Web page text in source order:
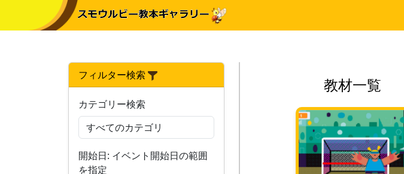
フィルター検索
カテゴリー検索
開始日: イベント開始日の範囲
を指定
教材一覧